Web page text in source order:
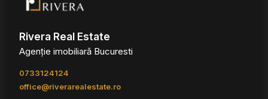
Rivera Real Estate
Agenție imobiliară Bucuresti
0733124124
office@riverarealestate.ro